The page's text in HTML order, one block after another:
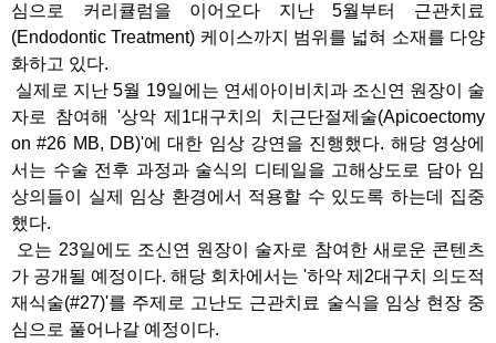
심으로 커리큘럼을 이어오다 지난 5월부터 근관치료
(Endodontic Treatment) 케이스까지 범위를 넓혀 소재를 다양
화하고 있다.
실제로 지난 5월 19일에는 연세아이비치과 조신연 원장이 술
자로 참여해 '상악 제1대구치의 치근단절제술(Apicoectomy
on #26 MB, DB)'에 대한 임상 강연을 진행했다. 해당 영상에
서는 수술 전후 과정과 술식의 디테일을 고해상도로 담아 임
상의들이 실제 임상 환경에서 적용할 수 있도록 하는데 집중
했다.
오는 23일에도 조신연 원장이 술자로 참여한 새로운 콘텐츠
가 공개될 예정이다. 해당 회차에서는 '하악 제2대구치 의도적
재식술(#27)'를 주제로 고난도 근관치료 술식을 임상 현장 중
심으로 풀어나갈 예정이다.